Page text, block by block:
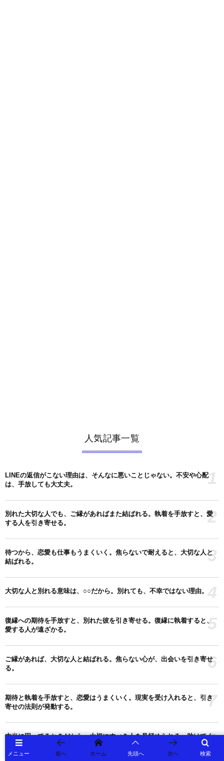
人気記事一覧
LINEの返信がこない理由は、そんなに悪いことじゃない。不安や心配
は、手放しても大丈夫。
1
別れた大切な人でも、ご縁があればまた結ばれる。執着を手放すと、愛
する人を引き寄せる。
2
待つから、恋愛も仕事もうまくいく。焦らないで耐えると、大切な人と
結ばれる。
3
大切な人と別れる意味は、○○だから。別れても、不幸ではない理由。 4
復縁への期待を手放すと、別れた彼を引き寄せる。復縁に執着すると、
愛する人が遠ざかる。
5
ご縁があれば、大切な人と結ばれる。焦らない心が、出会いを引き寄せ
る。
6
期待と執着を手放すと、恋愛はうまくいく。現実を受け入れると、引き
寄せの法則が発動する。
7
本当に困ってるときだから、大切にすべき人を見極められる。助けてく
れる人を大切にしよう。
8
メニュー 検索
前へ ホーム 先頭へ 次へ